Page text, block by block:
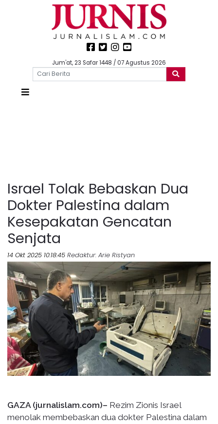
Jum'at, 23 Safar 1448 / 07 Agustus 2026
Israel Tolak Bebaskan Dua
Dokter Palestina dalam
Kesepakatan Gencatan
Senjata
14 Okt 2025 10:18:45 Redaktur: Arie Ristyan
GAZA (jurnalislam.com)– Rezim Zionis Israel
menolak membebaskan dua dokter Palestina dalam